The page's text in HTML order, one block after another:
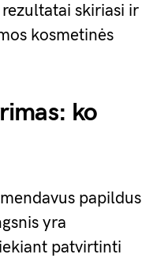
skiriasi ir
kosmetinės
ko
papildus
yra
patvirtinti